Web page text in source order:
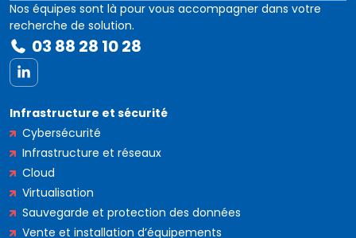
Nos équipes sont là pour vous accompagner dans votre
recherche de solution.
03 88 28 10 28
LinkedIn
Infrastructure et sécurité
Cybersécurité
Infrastructure et réseaux
Cloud
Virtualisation
Sauvegarde et protection des données
Vente et installation d’équipements